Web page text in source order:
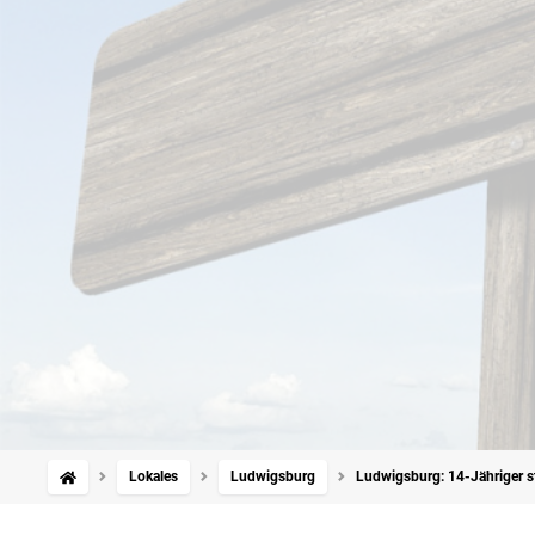
Lokales Ludwigsburg Ludwigsburg: 14-Jähriger